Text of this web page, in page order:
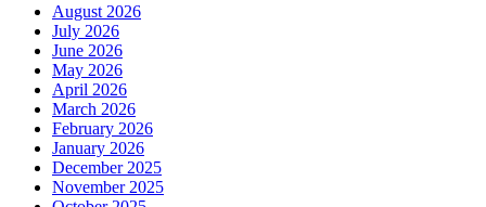
August 2026
July 2026
June 2026
May 2026
April 2026
March 2026
February 2026
January 2026
December 2025
November 2025